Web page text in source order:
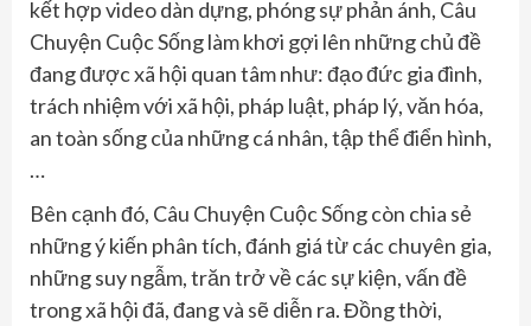
kết hợp video dàn dựng, phóng sự phản ánh, Câu
Chuyện Cuộc Sống làm khơi gợi lên những chủ đề
đang được xã hội quan tâm như: đạo đức gia đình,
trách nhiệm với xã hội, pháp luật, pháp lý, văn hóa,
an toàn sống của những cá nhân, tập thể điển hình,
…
Bên cạnh đó, Câu Chuyện Cuộc Sống còn chia sẻ
những ý kiến phân tích, đánh giá từ các chuyên gia,
những suy ngẫm, trăn trở về các sự kiện, vấn đề
trong xã hội đã, đang và sẽ diễn ra. Đồng thời,